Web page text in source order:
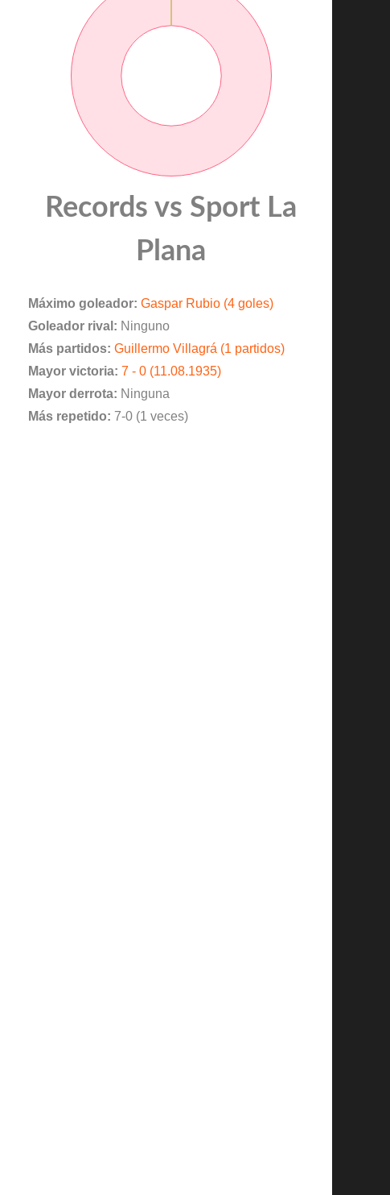
Records vs Sport La
Plana
Máximo goleador: Gaspar Rubio (4 goles)
Goleador rival: Ninguno
Más partidos: Guillermo Villagrá (1 partidos)
Mayor victoria: 7 - 0 (11.08.1935)
Mayor derrota: Ninguna
Más repetido: 7-0 (1 veces)